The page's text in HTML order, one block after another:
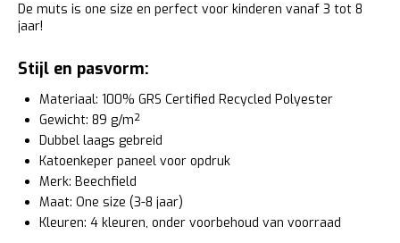
De muts is one size en perfect voor kinderen vanaf 3 tot 8
jaar!
Stijl en pasvorm:
Materiaal: 100% GRS Certified Recycled Polyester
Gewicht: 89 g/m²
Dubbel laags gebreid
Katoenkeper paneel voor opdruk
Merk: Beechfield
Maat: One size (3-8 jaar)
Kleuren: 4 kleuren, onder voorbehoud van voorraad